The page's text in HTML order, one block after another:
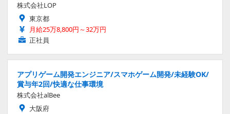
株式会社LOP
東京都
月給25万8,800円～32万円
正社員
アプリゲーム開発エンジニア/スマホゲーム開発/未経験OK/
賞与年2回/快適な仕事環境
株式会社alBee
大阪府